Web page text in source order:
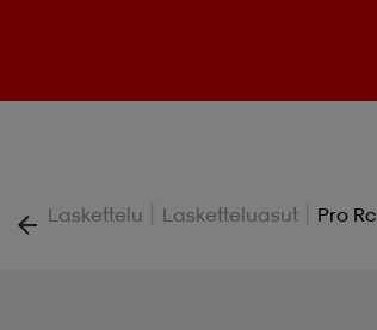
Laskettelu | Lasketteluasut | Pro Rc